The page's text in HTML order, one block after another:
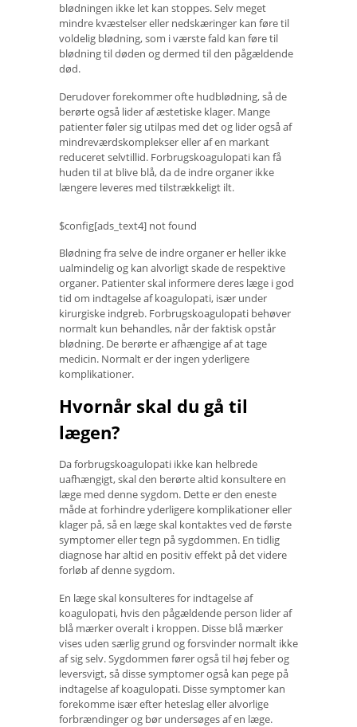
blødningen ikke let kan stoppes. Selv meget
mindre kvæstelser eller nedskæringer kan føre til
voldelig blødning, som i værste fald kan føre til
blødning til døden og dermed til den pågældende
død.
Derudover forekommer ofte hudblødning, så de
berørte også lider af æstetiske klager. Mange
patienter føler sig utilpas med det og lider også af
mindreværdskomplekser eller af en markant
reduceret selvtillid. Forbrugskoagulopati kan få
huden til at blive blå, da de indre organer ikke
længere leveres med tilstrækkeligt ilt.
$config[ads_text4] not found
Blødning fra selve de indre organer er heller ikke
ualmindelig og kan alvorligt skade de respektive
organer. Patienter skal informere deres læge i god
tid om indtagelse af koagulopati, især under
kirurgiske indgreb. Forbrugskoagulopati behøver
normalt kun behandles, når der faktisk opstår
blødning. De berørte er afhængige af at tage
medicin. Normalt er der ingen yderligere
komplikationer.
Hvornår skal du gå til
lægen?
Da forbrugskoagulopati ikke kan helbrede
uafhængigt, skal den berørte altid konsultere en
læge med denne sygdom. Dette er den eneste
måde at forhindre yderligere komplikationer eller
klager på, så en læge skal kontaktes ved de første
symptomer eller tegn på sygdommen. En tidlig
diagnose har altid en positiv effekt på det videre
forløb af denne sygdom.
En læge skal konsulteres for indtagelse af
koagulopati, hvis den pågældende person lider af
blå mærker overalt i kroppen. Disse blå mærker
vises uden særlig grund og forsvinder normalt ikke
af sig selv. Sygdommen fører også til høj feber og
leversvigt, så disse symptomer også kan pege på
indtagelse af koagulopati. Disse symptomer kan
forekomme især efter heteslag eller alvorlige
forbrændinger og bør undersøges af en læge.